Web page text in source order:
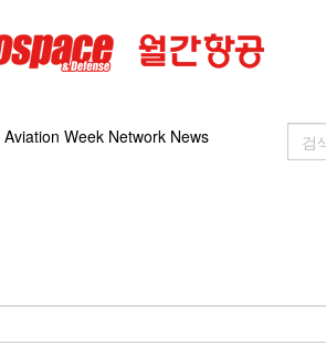
Aviation Week Network News